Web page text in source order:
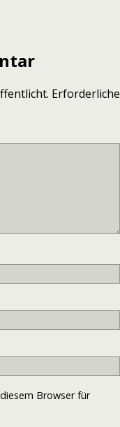
Erforderliche
Browser für